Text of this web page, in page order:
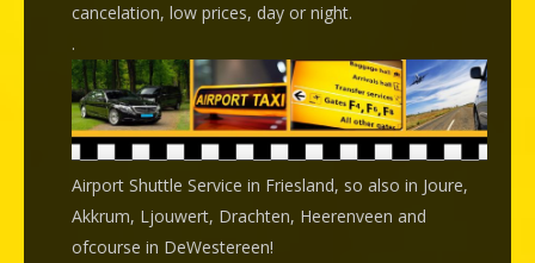
cancelation, low prices, day or night.
.
Airport Shuttle Service in Friesland, so also in Joure,
Akkrum, Ljouwert, Drachten, Heerenveen and
ofcourse in DeWestereen!